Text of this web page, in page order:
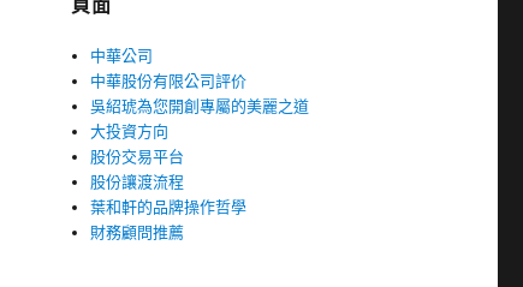
頁面
中華公司
中華股份有限公司評价
吳紹琥為您開創專屬的美麗之道
大投資方向
股份交易平台
股份讓渡流程
葉和軒的品牌操作哲學
財務顧問推薦